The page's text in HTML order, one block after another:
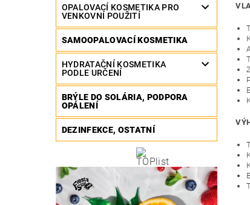
OPALOVACÍ KOSMETIKA PRO
VENKOVNÍ POUŽITÍ
SAMOOPALOVACÍ KOSMETIKA
HYDRATAČNÍ KOSMETIKA
PODLE URČENÍ
BRÝLE DO SOLÁRIA, PODPORA
OPÁLENÍ
DEZINFEKCE, OSTATNÍ